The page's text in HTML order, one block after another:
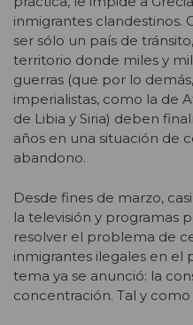
inmigrantes clandestinos.
ser sólo un país de
territorio donde miles y
guerras (que por lo
imperialistas, como la de
de Libia y Siria) deben
años en una situación de
abandono.
Desde fines de marzo,
la televisión y programas
resolver el problema de
inmigrantes ilegales en el
tema ya se anunció: la
concentración. Tal y como